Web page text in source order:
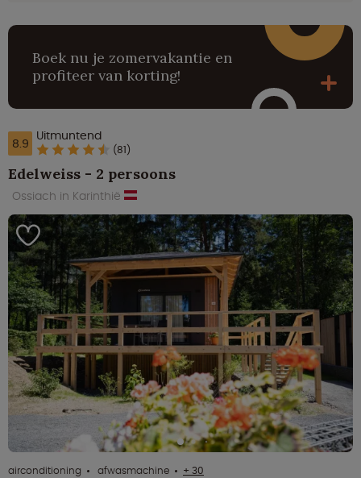
Boek nu je zomervakantie en
profiteer van korting!
8.9 Uitmuntend
(81)
Edelweiss - 2 persoons
Ossiach in Karinthië
airconditioning afwasmachine + 30